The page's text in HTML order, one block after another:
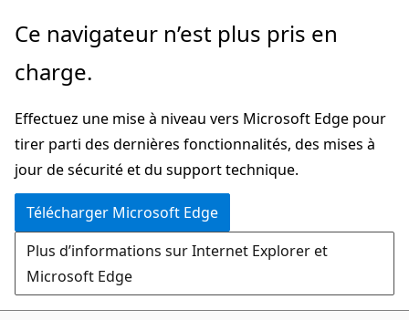
Passer
directement
au
principal
Ce navigateur n’est plus pris en
charge.
Effectuez une mise à niveau vers Microsoft Edge pour
tirer parti des dernières fonctionnalités, des mises à
jour de sécurité et du support technique.
Télécharger Microsoft Edge
Plus d’informations sur Internet Explorer et
Microsoft Edge